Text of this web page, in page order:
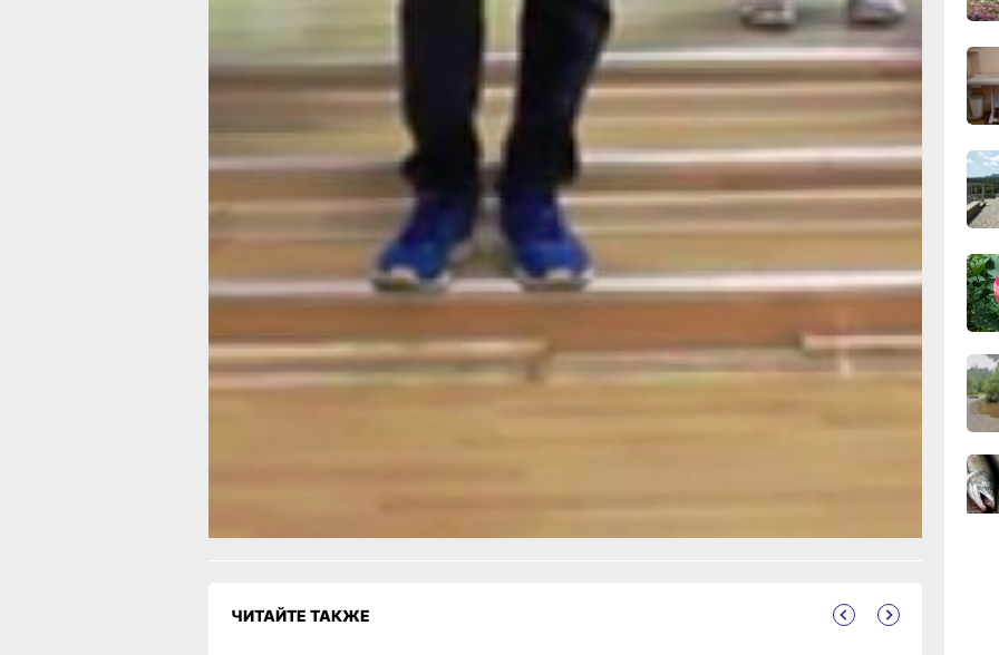
круглых столов, семинаров, тренингов,
и «горячих линий» по правовым
вопросам. А сотрудники
государственных органов, юридических
бюро, некоммерческих организаций,
адвокаты и нотариусы будут выезжать
в том числе и в отдалённые районы
с помощью мобильных офисов, чтобы
предоставлять консультации всем
желающим.
Профилем спортивной направленности
будет отличаться одна из школ
Читайте нас в соцсетях:ВКонтакте,
Одноклассники, Телеграмили
Яндекс.Дзен иМАКС
ЧИТАЙТЕ ТАКЖЕ
18:28,
16:51,